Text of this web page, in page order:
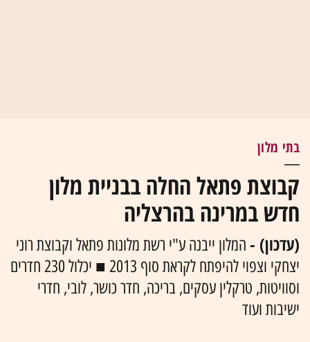
בתי מלון
קבוצת פתאל החלה בבניית מלון
חדש במרינה בהרצליה
(עדכון) - המלון ייבנה ע"י רשת מלונות פתאל וקבוצת רוני
יצחקי וצפוי להיפתח לקראת סוף 2013 ■ יכלול 230 חדרים
וסוויטות, טרקלין עסקים, בריכה, חדר כושר, לובי, חדרי
ישיבות ועוד